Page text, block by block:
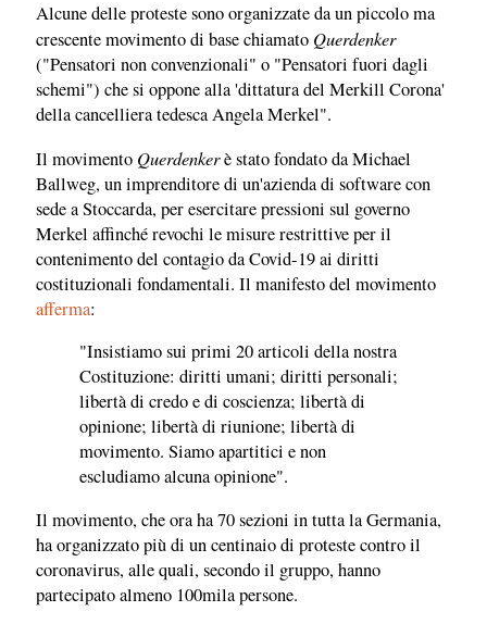
Alcune delle proteste sono organizzate da un piccolo ma
crescente movimento di base chiamato Querdenker
("Pensatori non convenzionali" o "Pensatori fuori dagli
schemi") che si oppone alla 'dittatura del Merkill Corona'
della cancelliera tedesca Angela Merkel".
Il movimento Querdenkerè stato fondato da Michael
Ballweg, un imprenditore di un'azienda di software con
sede a Stoccarda, per esercitare pressioni sul governo
Merkel affinché revochi le misure restrittive per il
contenimento del contagio da Covid-19 ai diritti
costituzionali fondamentali. Il manifesto del movimento
afferma:
"Insistiamo sui primi 20 articoli della nostra
Costituzione: diritti umani; diritti personali;
libertà di credo e di coscienza; libertà di
opinione; libertà di riunione; libertà di
movimento. Siamo apartitici e non
escludiamo alcuna opinione".
Il movimento, che ora ha 70 sezioni in tutta la Germania,
ha organizzato più di un centinaio di proteste contro il
coronavirus, alle quali, secondo il gruppo, hanno
partecipato almeno 100mila persone.